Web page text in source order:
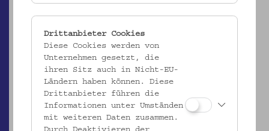
Kalebasse
_MEHR
Drittanbieter Cookies
Diese Cookies werden von
Unternehmen gesetzt, die
ihren Sitz auch in Nicht-EU-
Ländern haben können. Diese
Drittanbieter führen die
Informationen unter Umständen
mit weiteren Daten zusammen.
Durch Deaktivieren der